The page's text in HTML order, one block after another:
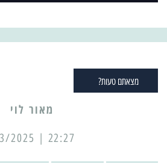
מצאתם טעות?
מאור לוי
22:27 | 17/03/2025